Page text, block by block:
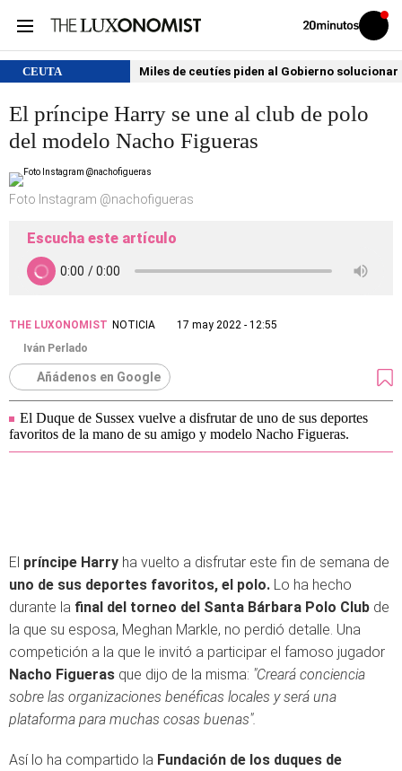
Volver
Iniciar
sesión
CEUTA Miles de ceutíes piden al Gobierno
El príncipe Harry se une al club de polo
del modelo Nacho Figueras
Foto Instagram @nachofigueras
Escucha este artículo
THE LUXONOMIST NOTICIA
17 may 2022 - 12:55
Iván Perlado
Añádenos en Google
El Duque de Sussex vuelve a disfrutar de uno de sus deportes
favoritos de la mano de su amigo y modelo Nacho Figueras.
El príncipe Harry ha vuelto a disfrutar este fin de semana de
uno de sus deportes favoritos, el polo. Lo ha hecho
durante la final del torneo del Santa Bárbara Polo Club de
la que su esposa, Meghan Markle, no perdió detalle. Una
competición a la que le invitó a participar el famoso jugador
Nacho Figueras que dijo de la misma: "Creará conciencia
sobre las organizaciones benéficas locales y será una
plataforma para muchas cosas buenas".
Así lo ha compartido la Fundación de los duques de